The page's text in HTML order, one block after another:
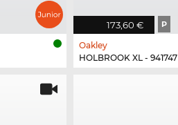
173,60 € P
Oakley
HOLBROOK XL - 941747